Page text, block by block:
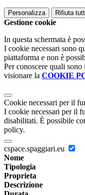
Personalizza Rifiuta
Gestione cookie
In questa schermata è
I cookie necessari sono
piattaforma e non è
Per conoscere quali
visionare la COOKIE
Cookie necessari per il
I cookie necessari per il
disabilitati. È possibile
policy.
cspace.spaggiari.eu
Nome
Tipologia
Proprieta
Descrizione